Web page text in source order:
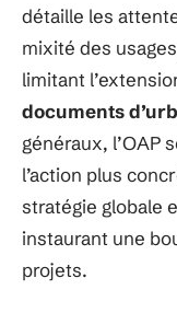
détaille les
mixité des
limitant
documents
généraux, l’OAP
l’action plus
stratégie globale
instaurant une
projets.